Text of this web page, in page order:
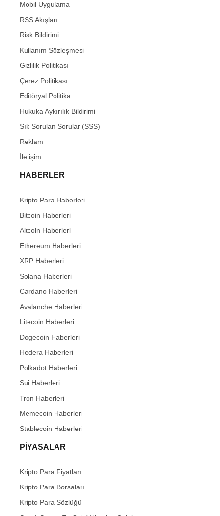
Mobil Uygulama
RSS Akışları
Risk Bildirimi
Kullanım Sözleşmesi
Gizlilik Politikası
Çerez Politikası
Editöryal Politika
Hukuka Aykırılık Bildirimi
Sık Sorulan Sorular (SSS)
Reklam
İletişim
HABERLER
Kripto Para Haberleri
Bitcoin Haberleri
Altcoin Haberleri
Ethereum Haberleri
XRP Haberleri
Solana Haberleri
Cardano Haberleri
Avalanche Haberleri
Litecoin Haberleri
Dogecoin Haberleri
Hedera Haberleri
Polkadot Haberleri
Sui Haberleri
Tron Haberleri
Memecoin Haberleri
Stablecoin Haberleri
PIYASALAR
Kripto Para Fiyatları
Kripto Para Borsaları
Kripto Para Sözlüğü